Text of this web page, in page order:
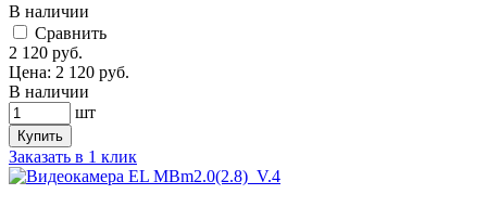
В наличии
Cравнить
2 120 руб.
Цена: 2 120 руб.
В наличии
шт
Купить
Заказать в 1 клик